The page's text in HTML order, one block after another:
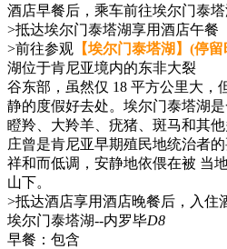
酒店早餐后，乘车前往埃尔门泰塔
>抵达埃尔门泰塔湖享用酒店午餐
>前往参观 【埃尔门泰塔湖】(停
湖位于肯尼亚境内的东非大裂
谷东部，虽然仅 18 平方公里大，
静的度假好去处。埃尔门泰塔湖
瞪羚、大羚羊、疣猪、斑马和其
庄曾是肯尼亚早期殖民地统治者
祥和而低调，安静地依偎在被 当
山下。
>抵达酒店享用酒店晚餐后，入住
埃尔门泰塔湖--内罗毕D8
早餐： 包含